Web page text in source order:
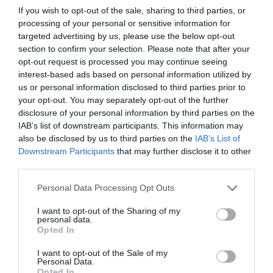
If you wish to opt-out of the sale, sharing to third parties, or
processing of your personal or sensitive information for
targeted advertising by us, please use the below opt-out
section to confirm your selection. Please note that after your
opt-out request is processed you may continue seeing
interest-based ads based on personal information utilized by
us or personal information disclosed to third parties prior to
your opt-out. You may separately opt-out of the further
disclosure of your personal information by third parties on the
IAB’s list of downstream participants. This information may
also be disclosed by us to third parties on the IAB’s List of
Downstream Participants that may further disclose it to other
Personal Data Processing Opt Outs
I want to opt-out of the Sharing of my
personal data.
Opted In
I want to opt-out of the Sale of my
Personal Data.
La consolidación del nuevo CEO completa la
reordenación interna que ha vivido el club en los dos
últimos años. Junto a Melero, otra figura clave de la
operativa de la entidad es
, ex de la
NBA, que dirige la estrategia de todas las áreas de
generación de ingresos. Asimismo,Fabien Allègre
director de marca, y clave en la expansión internacional
de la marca PSG, asumió el año pasado el cargo de
director adjunto de la Fundación Paris Saint-Germain,
mientras que, en el área de la comunicación, la entidad
firmó como directora de comunicación corporativa a
Michelle Gilbert, hasta entoncesdircomde Meta en
Francia y el sur de Europa.
Sobre Intelligence 2P
inteligencia de mercado de 2Playbook, cuya plataforma
de datos monitoriza en tiempo real el negocio de 60
clubes de LaLiga, Liga F y Primera Rfef; 200 clubes de
veintena de Euroliga, Eurocup y BCL.